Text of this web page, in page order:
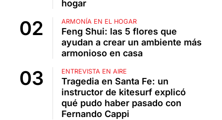
hogar
ARMONÍA EN EL HOGAR
Feng Shui: las 5 flores que
ayudan a crear un ambiente más
armonioso en casa
ENTREVISTA EN AIRE
Tragedia en Santa Fe: un
instructor de kitesurf explicó
qué pudo haber pasado con
Fernando Cappi